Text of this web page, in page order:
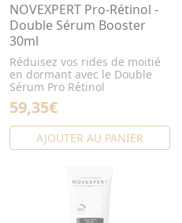
NOVEXPERT Pro-Rétinol -
Double Sérum Booster
30ml
Réduisez vos rides de moitié
en dormant avec le Double
Sérum Pro Rétinol
59,35€
AJOUTER AU PANIER